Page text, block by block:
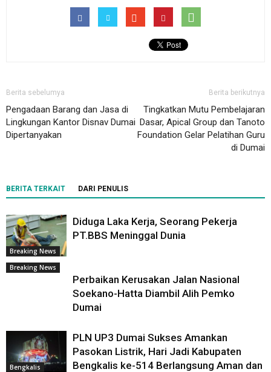
Berita sebelumya
Pengadaan Barang dan Jasa di
Lingkungan Kantor Disnav Dumai
Dipertanyakan
Berita berikutnya
Tingkatkan Mutu Pembelajaran
Dasar, Apical Group dan Tanoto
Foundation Gelar Pelatihan Guru
di Dumai
BERITA TERKAIT DARI PENULIS
Breaking News
Diduga Laka Kerja, Seorang Pekerja
PT.BBS Meninggal Dunia
Breaking News
Perbaikan Kerusakan Jalan Nasional
Soekano-Hatta Diambil Alih Pemko
Dumai
Bengkalis
PLN UP3 Dumai Sukses Amankan
Pasokan Listrik, Hari Jadi Kabupaten
Bengkalis ke-514 Berlangsung Aman dan